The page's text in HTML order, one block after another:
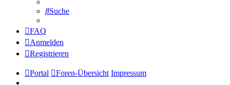
Suche
FAQ
Anmelden
Registrieren
Portal Foren-Übersicht Impressum